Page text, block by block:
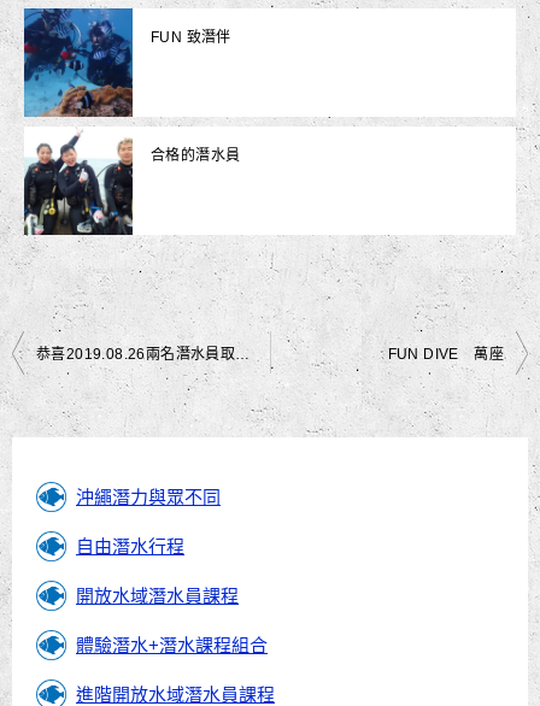
FUN 致潛伴
合格的潛水員
文
章
導
恭喜2019.08.26兩名潛水員取得高氧證照 FUN DIVE 萬座
沖繩潛力與眾不同
自由潛水行程
開放水域潛水員課程
體驗潛水+潛水課程組合
進階開放水域潛水員課程